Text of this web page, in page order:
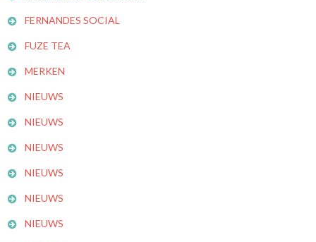
FERNANDES SOCIAL
FUZE TEA
MERKEN
NIEUWS
NIEUWS
NIEUWS
NIEUWS
NIEUWS
NIEUWS